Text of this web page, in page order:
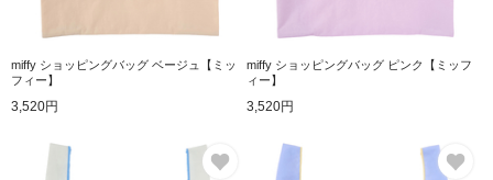
miffy ショッピングバッグ ベージュ【ミッ
フィー】
3,520円
miffy ショッピングバッグ ピンク【ミッフ
ィー】
3,520円
お気に入り